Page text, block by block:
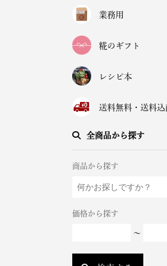
業務用
糀のギフト
レシピ本
送料無料・送料込
全商品から探す
商品から探す
価格から探す
～